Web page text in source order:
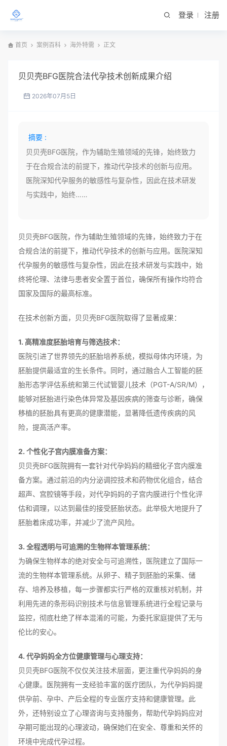
登录 注册
首页 案例百科 海外特需 正文
贝贝壳BFG医院合法代孕技术创新成果介绍
2026年07月5日
摘要 :
贝贝壳BFG医院，作为辅助生殖领域的先锋，始终致力
于在合规合法的前提下，推动代孕技术的创新与应用。
医院深知代孕服务的敏感性与复杂性，因此在技术研发
与实践中，始终……
贝贝壳BFG医院，作为辅助生殖领域的先锋，始终致力于在
合规合法的前提下，推动代孕技术的创新与应用。医院深知
代孕服务的敏感性与复杂性，因此在技术研发与实践中，始
终将伦理、法律与患者安全置于首位，确保所有操作均符合
国家及国际的最高标准。
在技术创新方面，贝贝壳BFG医院取得了显著成果：
1. 高精准度胚胎培育与筛选技术：
医院引进了世界领先的胚胎培养系统，模拟母体内环境，为
胚胎提供最适宜的生长条件。同时，通过融合人工智能的胚
胎形态学评估系统和第三代试管婴儿技术（PGT-A/SR/M），
能够对胚胎进行染色体异常及基因疾病的筛查与诊断，确保
移植的胚胎具有更高的健康潜能，显著降低遗传疾病的风
险，提高活产率。
2. 个性化子宫内膜准备方案：
贝贝壳BFG医院拥有一套针对代孕妈妈的精细化子宫内膜准
备方案。通过前沿的内分泌调控技术和药物优化组合，结合
超声、宫腔镜等手段，对代孕妈妈的子宫内膜进行个性化评
估和调理，以达到最佳的接受胚胎状态。此举极大地提升了
胚胎着床成功率，并减少了流产风险。
3. 全程透明与可追溯的生物样本管理系统：
为确保生物样本的绝对安全与可追溯性，医院建立了国际一
流的生物样本管理系统。从卵子、精子到胚胎的采集、储
存、培养及移植，每一步骤都实行严格的双重核对机制，并
利用先进的条形码识别技术与信息管理系统进行全程记录与
监控，彻底杜绝了样本混淆的可能，为委托家庭提供了无与
伦比的安心。
4. 代孕妈妈全方位健康管理与心理支持：
贝贝壳BFG医院不仅仅关注技术层面，更注重代孕妈妈的身
心健康。医院拥有一支经验丰富的医疗团队，为代孕妈妈提
供孕前、孕中、产后全程的专业医疗支持和健康管理。此
外，还特别设立了心理咨询与支持服务，帮助代孕妈妈应对
孕期可能出现的心理波动，确保她们在安全、尊重和关怀的
环境中完成代孕过程。